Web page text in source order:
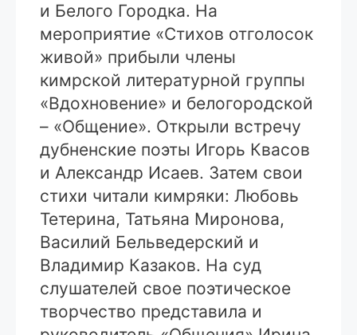
и Белого Городка. На
мероприятие «Стихов отголосок
живой» прибыли члены
кимрской литературной группы
«Вдохновение» и белогородской
– «Общение». Открыли встречу
дубненские поэты Игорь Квасов
и Александр Исаев. Затем свои
стихи читали кимряки: Любовь
Тетерина, Татьяна Миронова,
Василий Бельведерский и
Владимир Казаков. На суд
слушателей свое поэтическое
творчество представила и